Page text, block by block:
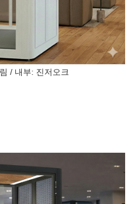
/ 내부: 진저오크